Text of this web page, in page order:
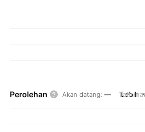
Perolehan Akan datang: — Lebih